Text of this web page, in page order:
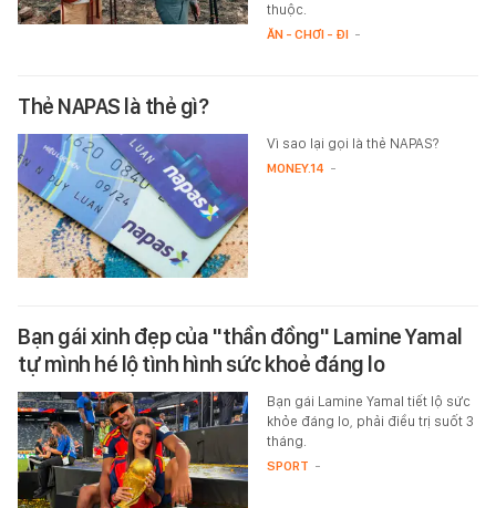
thuộc.
ĂN - CHƠI - ĐI -
Thẻ NAPAS là thẻ gì?
Vì sao lại gọi là thẻ NAPAS?
MONEY.14 -
Bạn gái xinh đẹp của "thần đồng" Lamine Yamal
tự mình hé lộ tình hình sức khoẻ đáng lo
Bạn gái Lamine Yamal tiết lộ sức
khỏe đáng lo, phải điều trị suốt 3
tháng.
SPORT -